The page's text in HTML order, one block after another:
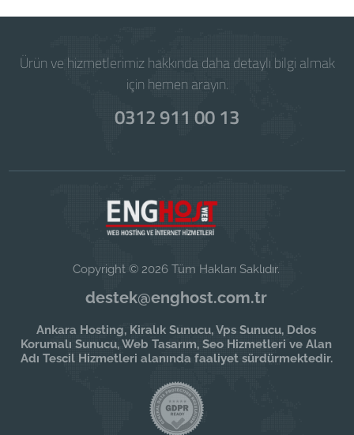
Ürün ve hizmetlerimiz hakkında daha detaylı bilgi almak
için hemen arayın.
0312 911 00 13
Copyright © 2026 Tüm Hakları Saklıdır.
destek@enghost.com.tr
Ankara Hosting, Kiralık Sunucu, Vps Sunucu, Ddos
Korumalı Sunucu, Web Tasarım, Seo Hizmetleri ve Alan
Adı Tescil Hizmetleri alanında faaliyet sürdürmektedir.